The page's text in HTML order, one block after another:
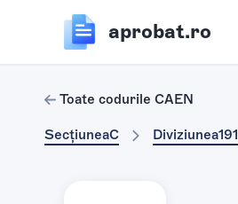
aprobat.ro
Toate codurile CAEN
SecțiuneaC Diviziunea191